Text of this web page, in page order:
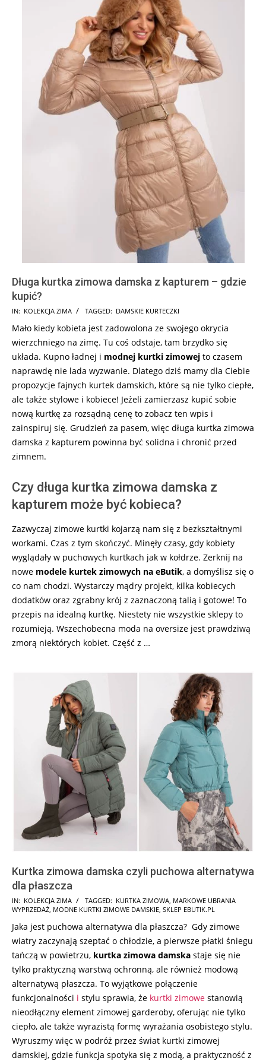
Długa kurtka zimowa damska z kapturem – gdzie
kupić?
2025-
12-
03
IN: KOLEKCJA ZIMA TAGGED: DAMSKIE KURTECZKI
Mało kiedy kobieta jest zadowolona ze swojego okrycia
wierzchniego na zimę. Tu coś odstaje, tam brzydko się
układa. Kupno ładnej i modnej kurtki zimowej to czasem
naprawdę nie lada wyzwanie. Dlatego dziś mamy dla Ciebie
propozycje fajnych kurtek damskich, które są nie tylko ciepłe,
ale także stylowe i kobiece! Jeżeli zamierzasz kupić sobie
nową kurtkę za rozsądną cenę to zobacz ten wpis i
zainspiruj się. Grudzień za pasem, więc długa kurtka zimowa
damska z kapturem powinna być solidna i chronić przed
zimnem.
Czy długa kurtka zimowa damska z
kapturem może być kobieca?
Zazwyczaj zimowe kurtki kojarzą nam się z bezkształtnymi
workami. Czas z tym skończyć. Minęły czasy, gdy kobiety
wyglądały w puchowych kurtkach jak w kołdrze. Zerknij na
nowe modele kurtek zimowych na eButik, a domyślisz się o
co nam chodzi. Wystarczy mądry projekt, kilka kobiecych
dodatków oraz zgrabny krój z zaznaczoną talią i gotowe! To
przepis na idealną kurtkę. Niestety nie wszystkie sklepy to
rozumieją. Wszechobecna moda na oversize jest prawdziwą
zmorą niektórych kobiet. Część z …
Kurtka zimowa damska czyli puchowa alternatywa
dla płaszcza
2025-
12-
03
IN: KOLEKCJA ZIMA TAGGED: KURTKA ZIMOWA MARKOWE UBRANIA
WYPRZEDAŻ MODNE KURTKI ZIMOWE DAMSKIE SKLEP EBUTIK.PL
Jaka jest puchowa alternatywa dla płaszcza? Gdy zimowe
wiatry zaczynają szeptać o chłodzie, a pierwsze płatki śniegu
tańczą w powietrzu, kurtka zimowa damska staje się nie
tylko praktyczną warstwą ochronną, ale również modową
alternatywą płaszcza. To wyjątkowe połączenie
funkcjonalności i stylu sprawia, że kurtki zimowe stanowią
nieodłączny element zimowej garderoby, oferując nie tylko
ciepło, ale także wyrazistą formę wyrażania osobistego stylu.
Wyruszmy więc w podróż przez świat kurtki zimowej
damskiej, gdzie funkcja spotyka się z modą, a praktyczność z